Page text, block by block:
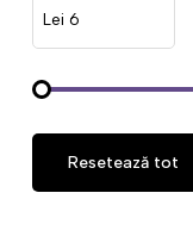
Lei
Resetează tot